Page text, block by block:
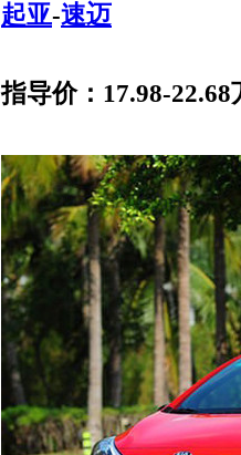
起亚-速迈
指导价：17.98-22.68